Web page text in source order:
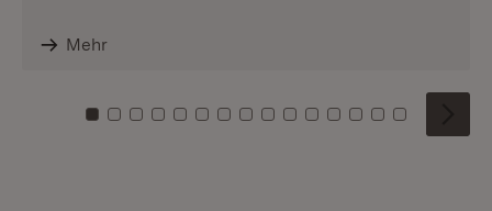
Mehr
Zu Kachel: 0
Zu Kachel: 1
Zu Kachel: 2
Zu Kachel: 3
Zu Kachel: 4
Zu Kachel: 5
Zu Kachel: 6
Zu Kachel: 7
Zu Kachel: 8
Zu Kachel: 9
Zu Kachel: 10
Zu Kachel: 11
Zu Kachel: 12
Zu Kachel:
Zu